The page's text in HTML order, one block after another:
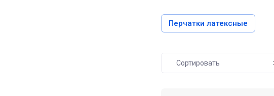
Перчатки латексные
Сортировать